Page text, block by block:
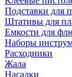
Подставки для
Штативы для
Емкости для
Наборы
Расходники
Жала
Насадки